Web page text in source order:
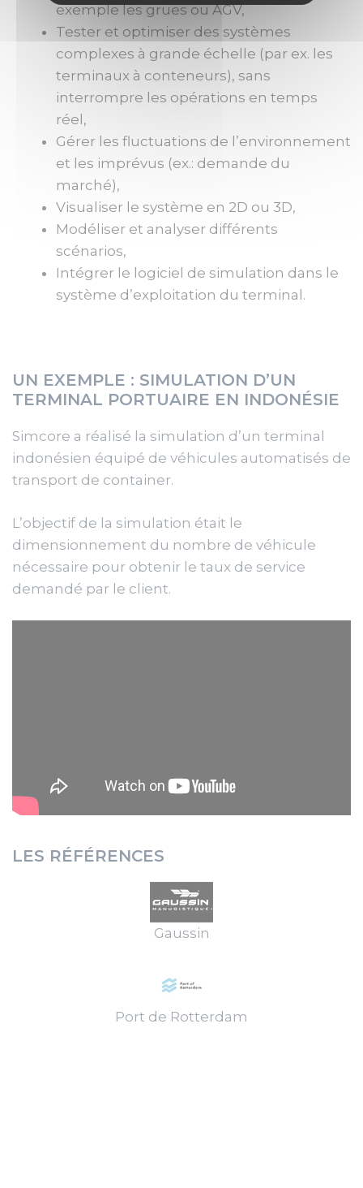
exemple les grues ou AGV,
Tester et optimiser des systèmes
complexes à grande échelle (par ex. les
terminaux à conteneurs), sans
interrompre les opérations en temps
réel,
Gérer les fluctuations de l’environnement
et les imprévus (ex.: demande du
marché),
Visualiser le système en 2D ou 3D,
Modéliser et analyser différents
scénarios,
Intégrer le logiciel de simulation dans le
système d’exploitation du terminal.
UN EXEMPLE : SIMULATION D’UN
TERMINAL PORTUAIRE EN INDONÉSIE
Simcore a réalisé la simulation d’un terminal
indonésien équipé de véhicules automatisés de
transport de container.
L’objectif de la simulation était le
dimensionnement du nombre de véhicule
nécessaire pour obtenir le taux de service
demandé par le client.
LES RÉFÉRENCES
Gaussin
Port de Rotterdam